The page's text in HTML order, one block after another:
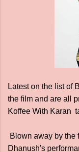
Latest on the list of
the film and are all
Koffee With Karan
Blown away by the
Dhanush's